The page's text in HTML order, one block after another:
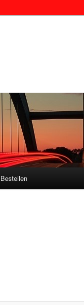
Bestellen